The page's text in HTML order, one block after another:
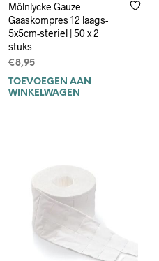
Mölnlycke Gauze
Gaaskompres 12 laags-
5x5cm-steriel | 50 x 2
stuks
€8,95
TOEVOEGEN AAN
WINKELWAGEN